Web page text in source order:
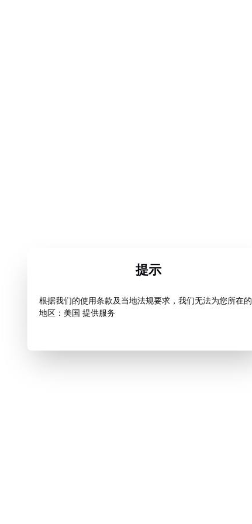
提示
根据我们的使用条款及当地法规要求，我们无法为您所在的
地区：美国 提供服务